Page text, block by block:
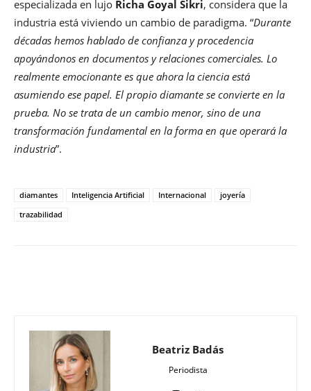
especializada en lujo Richa Goyal Sikri, considera que la
industria está viviendo un cambio de paradigma. “Durante
décadas hemos hablado de confianza y procedencia
apoyándonos en documentos y relaciones comerciales. Lo
realmente emocionante es que ahora la ciencia está
asumiendo ese papel. El propio diamante se convierte en la
prueba. No se trata de un cambio menor, sino de una
transformación fundamental en la forma en que operará la
industria”.
diamantes Inteligencia Artificial Internacional
joyería
trazabilidad
Beatriz Badás
Periodista